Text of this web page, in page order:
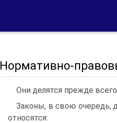
Нормативно-
Они делятся прежде
Законы, в свою очередь,
относятся: